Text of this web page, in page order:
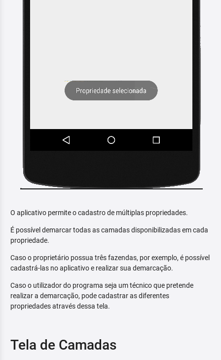
O aplicativo permite o cadastro de múltiplas propriedades.
É possível demarcar todas as camadas disponibilizadas em cada
propriedade.
Caso o proprietário possua três fazendas, por exemplo, é possível
cadastrá-las no aplicativo e realizar sua demarcação.
Caso o utilizador do programa seja um técnico que pretende
realizar a demarcação, pode cadastrar as diferentes
propriedades através dessa tela.
Tela de Camadas